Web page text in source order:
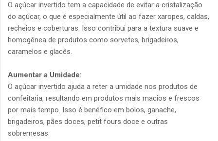
O açúcar invertido tem a capacidade de evitar a cristalização
do açúcar, o que é especialmente útil ao fazer xaropes, caldas,
recheios e coberturas. Isso contribui para a textura suave e
homogênea de produtos como sorvetes, brigadeiros,
caramelos e glacês.
Aumentar a Umidade:
O açúcar invertido ajuda a reter a umidade nos produtos de
confeitaria, resultando em produtos mais macios e frescos
por mais tempo. Isso é benéfico em bolos, ganache,
brigadeiros, pães doces, petit fours doce e outras
sobremesas.